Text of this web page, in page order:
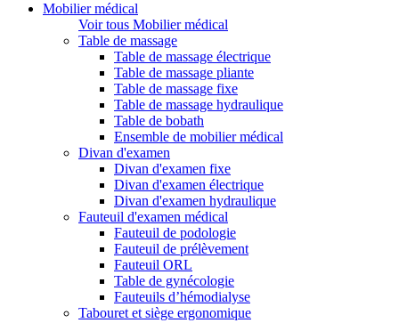
Mobilier médical
Voir tous Mobilier médical
Table de massage
Table de massage électrique
Table de massage pliante
Table de massage fixe
Table de massage hydraulique
Table de bobath
Ensemble de mobilier médical
Divan d'examen
Divan d'examen fixe
Divan d'examen électrique
Divan d'examen hydraulique
Fauteuil d'examen médical
Fauteuil de podologie
Fauteuil de prélèvement
Fauteuil ORL
Table de gynécologie
Fauteuils d’hémodialyse
Tabouret et siège ergonomique